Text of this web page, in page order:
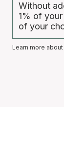
Without
1% of
of your
Learn more